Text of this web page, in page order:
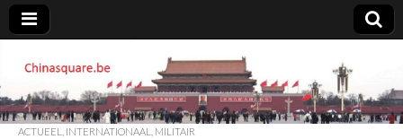
Chinasquare.be
ACTUEEL INTERNATIONAAL MILITAIR